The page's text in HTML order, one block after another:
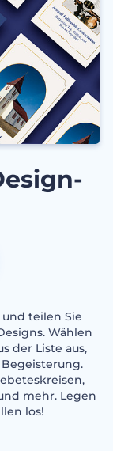
teilen Sie
Wählen
der Liste aus,
Begeisterung.
mehr. Legen
los!